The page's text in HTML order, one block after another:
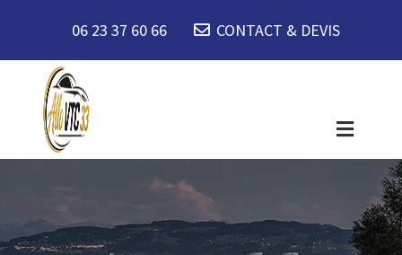
06 23 37 60 66 CONTACT & DEVIS